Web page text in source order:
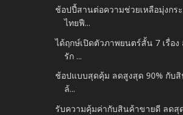
ช้อปปี้สานต่อความช่วยเหลือมุ่งกร
ไทยฟื...
ได้ฤกษ์เปิดตัวภาพยนตร์สั้น 7 เรื่อ
รัก ...
ช้อปแบบสุดคุ้ม ลดสูงสุด 90% กับสิ
ล้...
รับความคุ้มค่ากับสินค้าขายดี ลดสุ